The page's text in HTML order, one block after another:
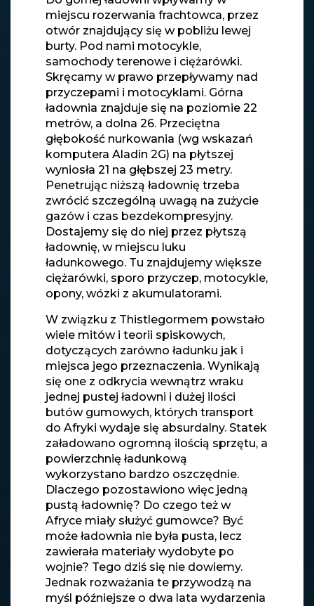
miejscu rozerwania frachtowca, przez
otwór znajdujący się w pobliżu lewej
burty. Pod nami motocykle,
samochody terenowe i ciężarówki.
Skręcamy w prawo przepływamy nad
przyczepami i motocyklami. Górna
ładownia znajduje się na poziomie 22
metrów, a dolna 26. Przeciętna
głębokość nurkowania (wg wskazań
komputera Aladin 2G) na płytszej
wyniosła 21 na głębszej 23 metry.
Penetrując niższą ładownię trzeba
zwrócić szczególną uwagą na zużycie
gazów i czas bezdekompresyjny.
Dostajemy się do niej przez płytszą
ładownię, w miejscu luku
ładunkowego. Tu znajdujemy większe
ciężarówki, sporo przyczep, motocykle,
opony, wózki z akumulatorami.
W związku z Thistlegormem powstało
wiele mitów i teorii spiskowych,
dotyczących zarówno ładunku jak i
miejsca jego przeznaczenia. Wynikają
się one z odkrycia wewnątrz wraku
jednej pustej ładowni i dużej ilości
butów gumowych, których transport
do Afryki wydaje się absurdalny. Statek
załadowano ogromną ilością sprzętu, a
powierzchnię ładunkową
wykorzystano bardzo oszczędnie.
Dlaczego pozostawiono więc jedną
pustą ładownię? Do czego też w
Afryce miały służyć gumowce? Być
może ładownia nie była pusta, lecz
zawierała materiały wydobyte po
wojnie? Tego dziś się nie dowiemy.
Jednak rozważania te przywodzą na
myśl późniejsze o dwa lata wydarzenia